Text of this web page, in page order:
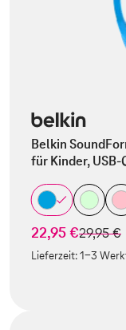
Belkin
für Kinder, USB-
22,95 €statt
29,95 €
Lieferzeit:1-3